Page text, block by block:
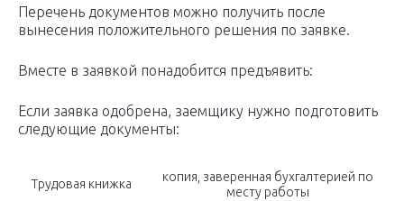
Перечень документов можно получить после
вынесения положительного решения по заявке.
Вместе в заявкой понадобится предъявить:
Если заявка одобрена, заемщику нужно подготовить
следующие документы:
Трудовая книжка
копия, заверенная бухгалтерией по
месту работы